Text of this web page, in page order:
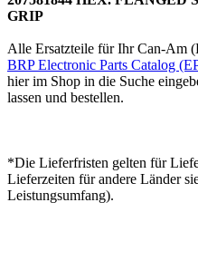
GRIP
Alle Ersatzteile für Ihr Can-Am
BRP Electronic Parts Catalog
hier im Shop in die Suche
lassen und bestellen.
*Die Lieferfristen gelten für
Lieferzeiten für andere Länder
Leistungsumfang).